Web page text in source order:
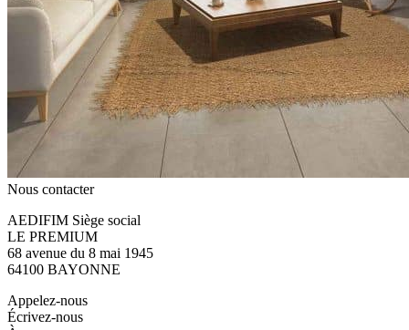
Nous contacter
AEDIFIM Siège social
LE PREMIUM
68 avenue du 8 mai 1945
64100 BAYONNE
Appelez-nous
Écrivez-nous